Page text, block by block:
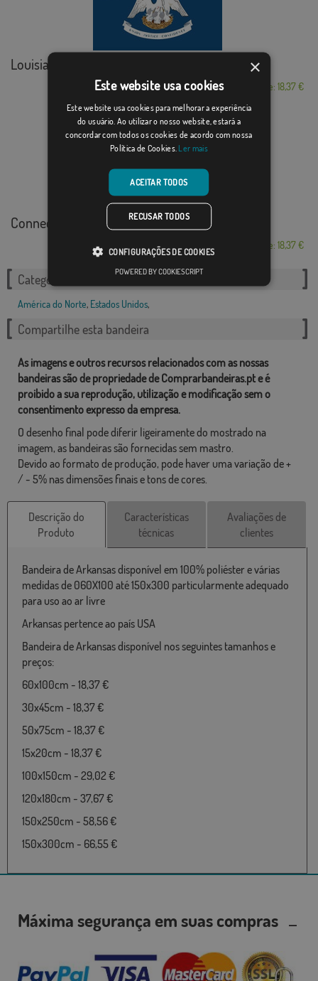
Louisiana
Desde: 18,37 €
Connecticut
Desde: 18,37 €
Categorias relacionadas:
América do Norte, Estados Unidos,
Compartilhe esta bandeira
As imagens e outros recursos relacionados com as nossas
bandeiras são de propriedade de Comprarbandeiras.pt e é
proibido a sua reprodução, utilização e modificação sem o
consentimento expresso da empresa.
O desenho final pode diferir ligeiramente do mostrado na
imagem, as bandeiras são fornecidas sem mastro.
Devido ao formato de produção, pode haver uma variação de +
/ - 5% nas dimensões finais e tons de cores.
Descrição do
Produto
Características
técnicas
Avaliações de
clientes
Bandeira de Arkansas disponível em 100% poliéster e várias
medidas de 060X100 até 150x300 particularmente adequado
para uso ao ar livre
Arkansas pertence ao país USA
Bandeira de Arkansas disponível nos seguintes tamanhos e
preços:
60x100cm - 18,37 €
30x45cm - 18,37 €
50x75cm - 18,37 €
15x20cm - 18,37 €
100x150cm - 29,02 €
120x180cm - 37,67 €
150x250cm - 58,56 €
150x300cm - 66,55 €
Máxima segurança em suas compras
×
Este website usa cookies
Este website usa cookies para melhorar a experiência
do usuário. Ao utilizar o nosso website, estará a
concordar com todos os cookies de acordo com nossa
Política de Cookies. Ler mais
ACEITAR TODOS
RECUSAR TODOS
CONFIGURAÇÕES DE COOKIES
POWERED BY COOKIESCRIPT